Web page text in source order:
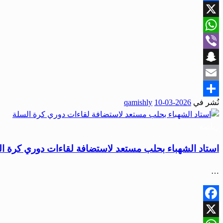
Facebook
X
WhatsApp
Viber
Snapchat
Email
Share
نُشر في 2026-03-10
qamishly
استاد الشهباء بحلب مستعد لاستضافة لقاءات دوري كرة
…
Facebook